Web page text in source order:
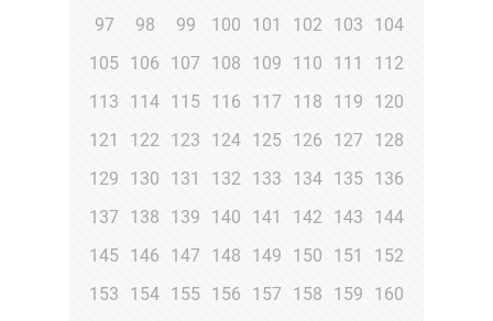
97
98 99 100 101 102 103
104
105
106 107 108 109 110 111
112
113
114 115 116 117 118 119
120
121
122 123 124 125 126 127
128
129
130 131 132 133 134 135
136
137
138 139 140 141 142 143
144
145
146 147 148 149 150 151
152
153
154 155 156 157 158 159
160